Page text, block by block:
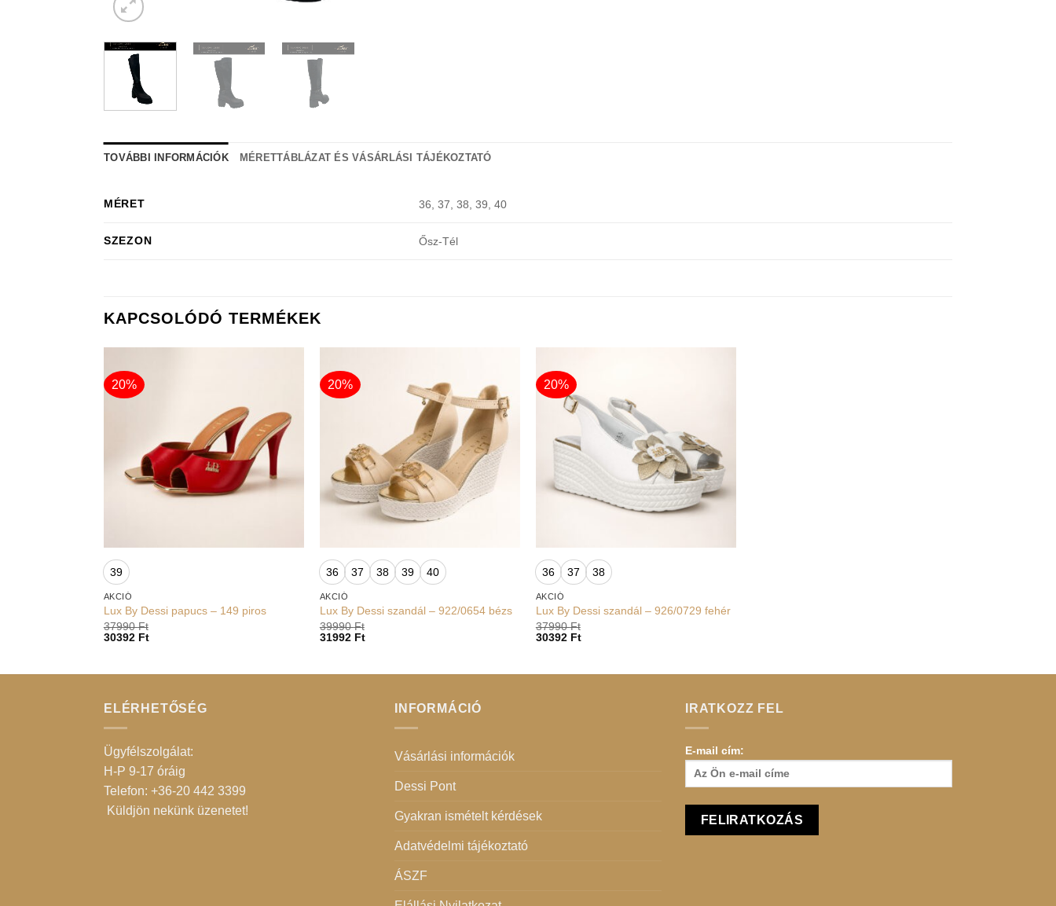
TOVÁBBI INFORMÁCIÓK MÉRETTÁBLÁZAT ÉS VÁSÁRLÁSI TÁJÉKOZTATÓ
MÉRET 36, 37, 38, 39, 40
SZEZON Ősz-Tél
KAPCSOLÓDÓ TERMÉKEK
20%
39
AKCIÓ
Lux By Dessi papucs – 149 piros
37990Ft
30392 Ft
20%
36 37 38 39 40
AKCIÓ
Lux By Dessi szandál – 922/0654 bézs
39990Ft
31992 Ft
20%
36 37 38
AKCIÓ
Lux By Dessi szandál – 926/0729 fehér
37990Ft
30392 Ft
ELÉRHETŐSÉG
Ügyfélszolgálat:
H-P 9-17 óráig
Telefon: +36-20 442 3399
Küldjön nekünk üzenetet!
INFORMÁCIÓ
Vásárlási információk
Dessi Pont
Gyakran ismételt kérdések
Adatvédelmi tájékoztató
ÁSZF
IRATKOZZ FEL
E-mail cím: